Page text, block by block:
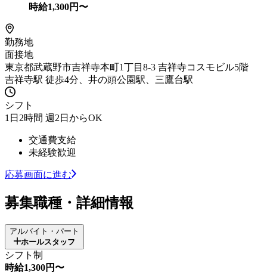
時給1,300円〜
勤務地
面接地
東京都武蔵野市吉祥寺本町1丁目8-3 吉祥寺コスモビル5階
吉祥寺駅 徒歩4分、井の頭公園駅、三鷹台駅
シフト
1日2時間 週2日からOK
交通費支給
未経験歓迎
応募画面に進む
募集職種・詳細情報
アルバイト・パート
ホールスタッフ
シフト制
時給1,300円〜